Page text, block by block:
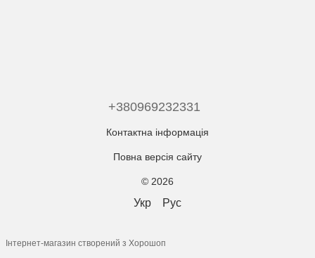
+380969232331
Контактна інформація
Повна версія сайту
© 2026
Укр Рус
Інтернет-магазин створений з Хорошоп